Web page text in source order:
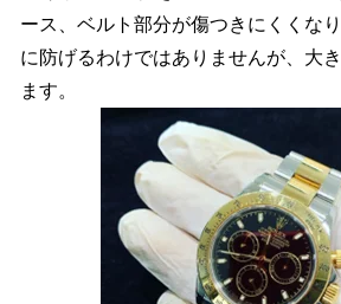
ース、ベルト部分が傷つきにくくな
に防げるわけではありませんが、大
ます。